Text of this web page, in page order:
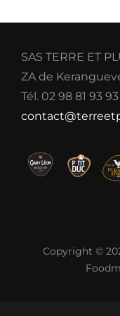
SAS TERRE ET
ZA de
Tél. 02 98 81 93 93
Copyright ©